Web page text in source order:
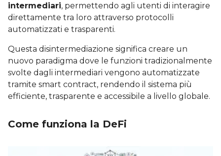
intermediari, permettendo agli utenti di interagire
direttamente tra loro attraverso protocolli
automatizzati e trasparenti.
Questa disintermediazione significa creare un
nuovo paradigma dove le funzioni tradizionalmente
svolte dagli intermediari vengono automatizzate
tramite smart contract, rendendo il sistema più
efficiente, trasparente e accessibile a livello globale.
Come funziona la DeFi